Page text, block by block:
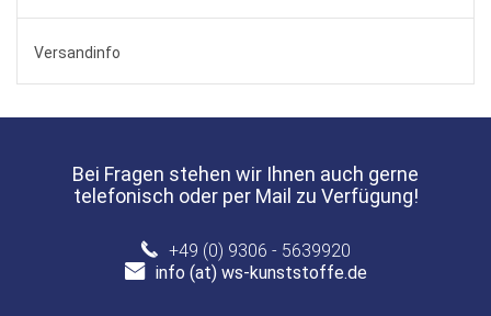
Versandinfo
Bei Fragen stehen wir Ihnen auch gerne
telefonisch oder per Mail zu Verfügung!
+49 (0) 9306 - 5639920
info (at) ws-kunststoffe.de